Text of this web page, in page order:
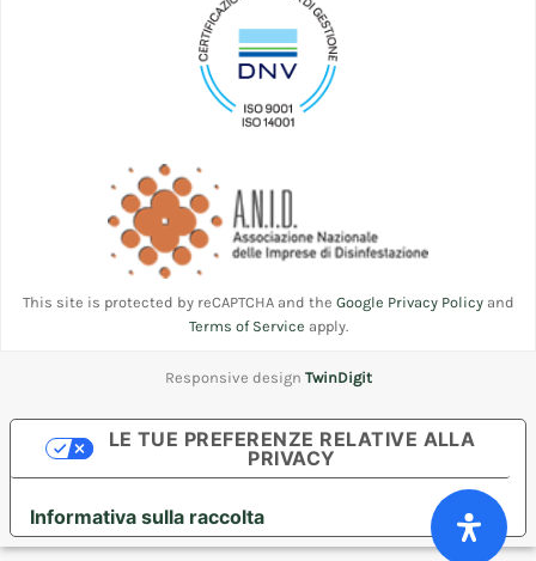
This site is protected by reCAPTCHA and the Google Privacy Policyand
Terms of Service apply.
Responsive design TwinDigit
Informativa sulla raccolta
LE TUE PREFERENZE RELATIVE ALLA
PRIVACY